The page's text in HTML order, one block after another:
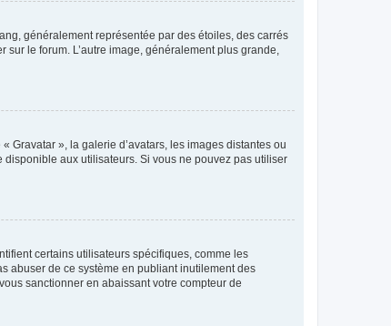
généralement représentée par des étoiles, des carrés
le forum. L’autre image, généralement plus grande,
Gravatar », la galerie d’avatars, les images distantes ou
disponible aux utilisateurs. Si vous ne pouvez pas utiliser
certains utilisateurs spécifiques, comme les
abuser de ce système en publiant inutilement des
sanctionner en abaissant votre compteur de